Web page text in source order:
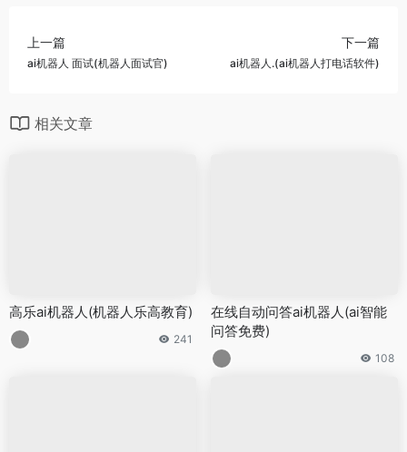
上一篇
ai机器人 面试(机器人面试官)
下一篇
ai机器人.(ai机器人打电话软件)
相关文章
高乐ai机器人(机器人乐高教育)
241
在线自动问答ai机器人(ai智能
问答免费)
108